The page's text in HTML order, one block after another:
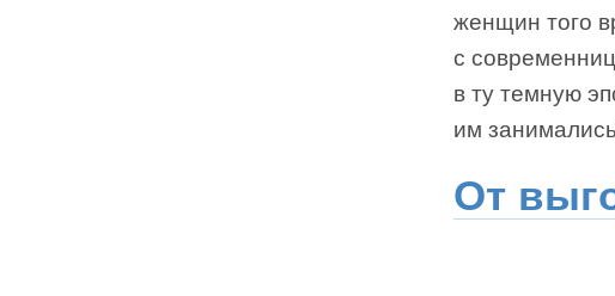
женщин того
с
в ту темную
им
От